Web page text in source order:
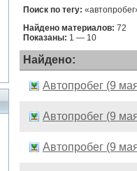
Поиск по тегу:
Найдено материалов: 72
Показаны: 1 — 10
Найдено:
Автопробег (9
Автопробег (9
Автопробег (9